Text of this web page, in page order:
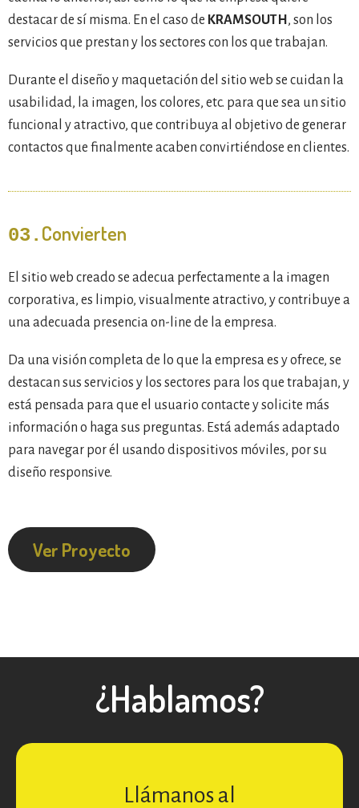
destacar de sí misma. En el caso de KRAMSOUTH , son los
servicios que prestan y los sectores con los que trabajan.
Durante el diseño y maquetación del sitio web se cuidan la
usabilidad, la imagen, los colores, etc. para que sea un sitio
funcional y atractivo, que contribuya al objetivo de generar
contactos que finalmente acaben convirtiéndose en clientes.
03. Convierten
El sitio web creado se adecua perfectamente a la imagen
corporativa, es limpio, visualmente atractivo, y contribuye a
una adecuada presencia on-line de la empresa.
Da una visión completa de lo que la empresa es y ofrece, se
destacan sus servicios y los sectores para los que trabajan, y
está pensada para que el usuario contacte y solicite más
información o haga sus preguntas. Está además adaptado
para navegar por él usando dispositivos móviles, por su
diseño responsive.
Ver Proyecto
¿Hablamos?
Llámanos al